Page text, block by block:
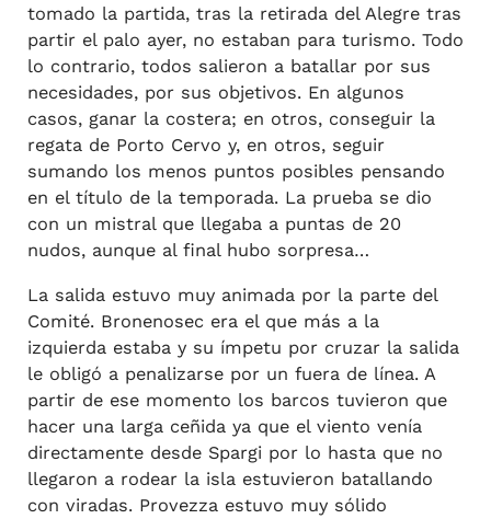
tomado la partida, tras la retirada del Alegre tras
partir el palo ayer, no estaban para turismo. Todo
lo contrario, todos salieron a batallar por sus
necesidades, por sus objetivos. En algunos
casos, ganar la costera; en otros, conseguir la
regata de Porto Cervo y, en otros, seguir
sumando los menos puntos posibles pensando
en el título de la temporada. La prueba se dio
con un mistral que llegaba a puntas de 20
nudos, aunque al final hubo sorpresa…
La salida estuvo muy animada por la parte del
Comité. Bronenosec era el que más a la
izquierda estaba y su ímpetu por cruzar la salida
le obligó a penalizarse por un fuera de línea. A
partir de ese momento los barcos tuvieron que
hacer una larga ceñida ya que el viento venía
directamente desde Spargi por lo hasta que no
llegaron a rodear la isla estuvieron batallando
con viradas. Provezza estuvo muy sólido